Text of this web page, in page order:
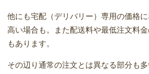
他にも宅配（デリバリー）専用の価格
高い場合も。また配送料や最低注文料
もあります。
その辺り通常の注文とは異なる部分も多